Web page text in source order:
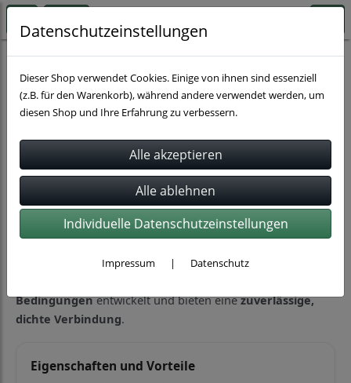
Schläuche Gasschläuche
Sortierung wählen
Gasschläuche für sichere Gasversorgung
in Industrie, Handwerk und Haushalt
Gasschläuche gewährleisten densicheren Transport von
Gasenwie Propan, Butan, Sauerstoff oder technischen
Gasen. Sie sind speziell für den Einsatz unter
Bedingungenentwickelt und bieten einezuverlässige,
dichte Verbindung.
Eigenschaften und Vorteile
Datenschutzeinstellungen
Dieser Shop verwendet Cookies. Einige von ihnen sind essenziell
(z.B. für den Warenkorb), während andere verwendet werden, um
diesen Shop und Ihre Erfahrung zu verbessern.
Individuelle Datenschutzeinstellungen
Impressum | Datenschutz